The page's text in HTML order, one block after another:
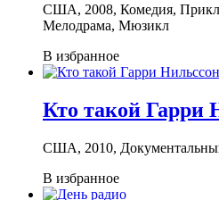
США, 2008, Комедия,
Мелодрама, Мюзикл
В избранное
Кто такой Гарри
США, 2010,
В избранное